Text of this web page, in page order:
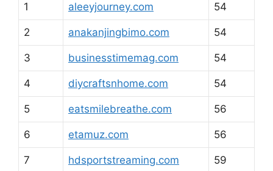
1 aleeyjourney.com 54
2 anakanjingbimo.com 54
3 businesstimemag.com 54
4 diycraftsnhome.com 54
5 eatsmilebreathe.com 56
6 etamuz.com 56
7 hdsportstreaming.com 59